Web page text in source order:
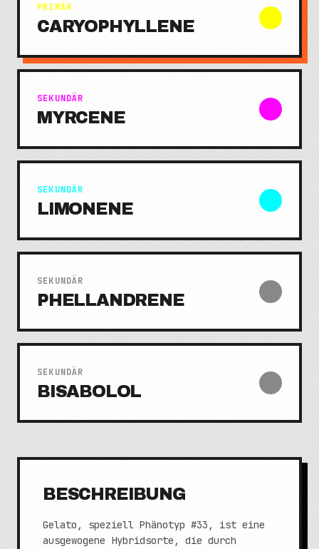
PRIMÄR
CARYOPHYLLENE
SEKUNDÄR
MYRCENE
SEKUNDÄR
LIMONENE
SEKUNDÄR
PHELLANDRENE
SEKUNDÄR
BISABOLOL
BESCHREIBUNG
Gelato, speziell Phänotyp #33, ist eine
ausgewogene Hybridsorte, die durch